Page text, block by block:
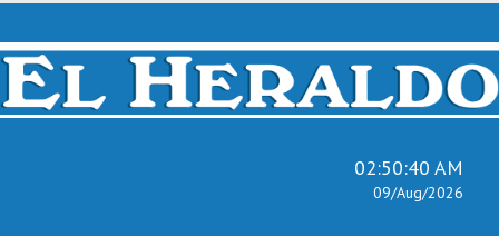
Skip
content
02:50:41 AM
09/Aug/2026